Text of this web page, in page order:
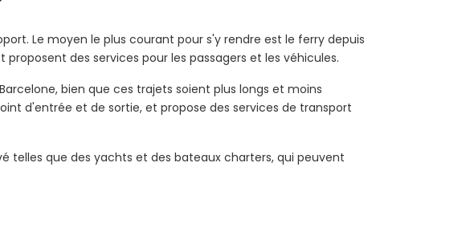
Le moyen le plus courant pour s'y rendre est le ferry depuis
des services pour les passagers et les véhicules.
bien que ces trajets soient plus longs et moins
d'entrée et de sortie, et propose des services de transport
telles que des yachts et des bateaux charters, qui peuvent